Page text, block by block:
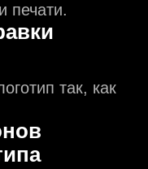
печати.
так, как